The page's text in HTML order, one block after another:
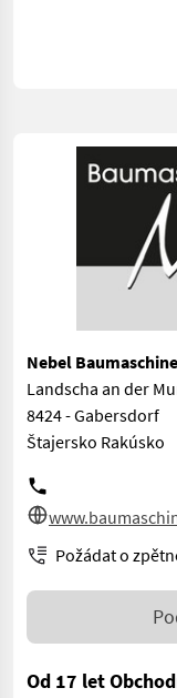
Nebel
Landscha an der
8424 - Gabersdorf
Štajersko Rakúsko
Požádat o
Od 17 let